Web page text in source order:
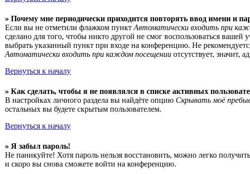
» Почему мне периодически приходится повторять ввод имени и
Если вы не отметили флажком пункт Автоматически входить при
сделано для того, чтобы никто другой не смог воспользоваться
выбрать указанный пункт при входе на конференцию. Не
Автоматически входить при каждом посещении отсутствует, значит,
Вернуться к началу
» Как сделать, чтобы я не появлялся в списке активных
В настройках личного раздела вы найдёте опцию Скрывать моё
остальных вы будете скрытым пользователем.
Вернуться к началу
» Я забыл пароль!
Не паникуйте! Хотя пароль нельзя восстановить, можно легко
и скоро вы снова сможете войти на конференцию.